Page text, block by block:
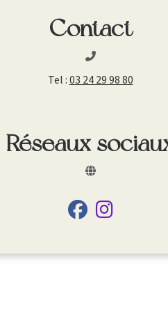
Contact
Tel : 03 24 29 98 80
Réseaux
fab fa-facebook
fab fa-